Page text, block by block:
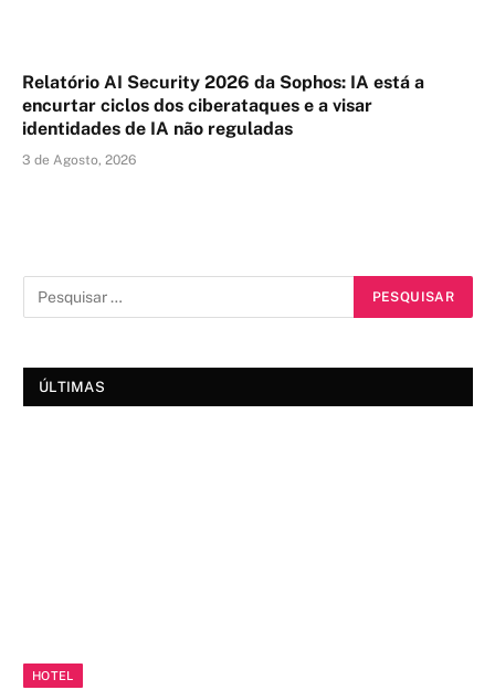
Relatório AI Security 2026 da Sophos: IA está a
encurtar ciclos dos ciberataques e a visar
identidades de IA não reguladas
3 de Agosto, 2026
ÚLTIMAS
HOTEL